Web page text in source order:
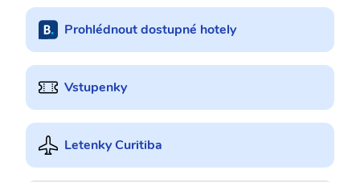
Prohlédnout dostupné hotely
Vstupenky
Letenky Curitiba